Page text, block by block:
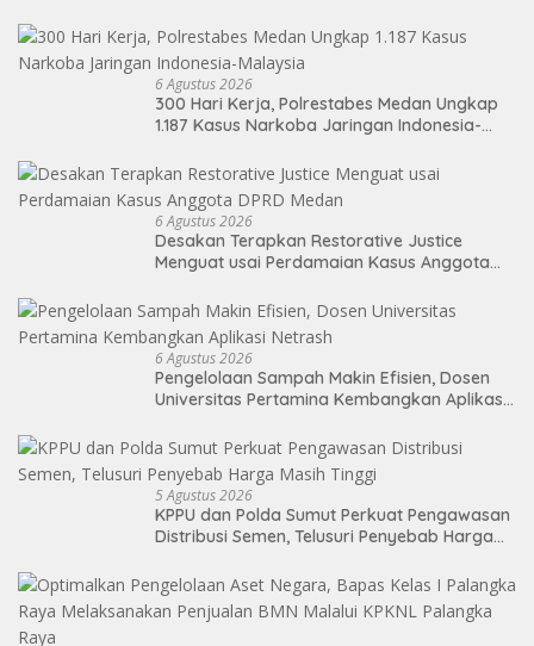
6 Agustus 2026
300 Hari Kerja, Polrestabes Medan Ungkap
1.187 Kasus Narkoba Jaringan Indonesia-
6 Agustus 2026
Desakan Terapkan Restorative Justice
Menguat usai Perdamaian Kasus Anggota
6 Agustus 2026
Pengelolaan Sampah Makin Efisien, Dosen
Universitas Pertamina Kembangkan Aplikasi
5 Agustus 2026
KPPU dan Polda Sumut Perkuat Pengawasan
Distribusi Semen, Telusuri Penyebab Harga